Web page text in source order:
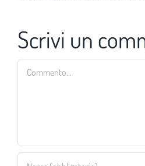
Scrivi un
Commento